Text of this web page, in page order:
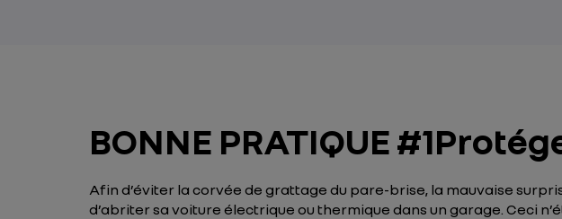
BONNE PRATIQUE
Afin d’éviter la corvée de grattage du pare-brise, la mauvaise
d’abriter sa voiture électrique ou thermique dans un garage. Ceci